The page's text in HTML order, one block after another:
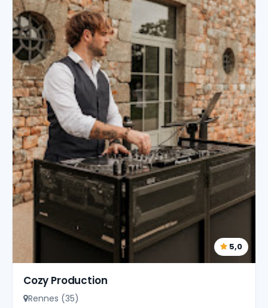
5,0
Cozy Production
Rennes (35)